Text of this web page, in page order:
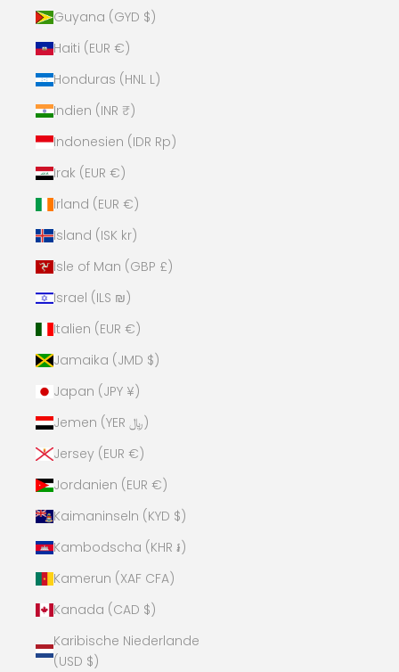
Guyana (GYD $)
Haiti (EUR €)
Honduras (HNL L)
Indien (INR ₹)
Indonesien (IDR Rp)
Irak (EUR €)
Irland (EUR €)
Island (ISK kr)
Isle of Man (GBP £)
Israel (ILS ₪)
Italien (EUR €)
Jamaika (JMD $)
Japan (JPY ¥)
Jemen (YER ﷼)
Jersey (EUR €)
Jordanien (EUR €)
Kaimaninseln (KYD $)
Kambodscha (KHR ៛)
Kamerun (XAF CFA)
Kanada (CAD $)
Karibische Niederlande
(USD $)